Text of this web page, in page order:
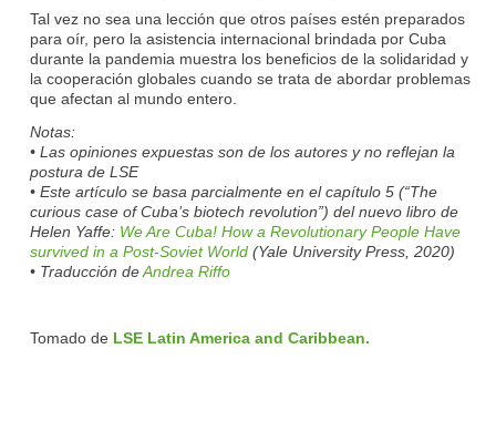
Tal vez no sea una lección que otros países estén preparados
para oír, pero la asistencia internacional brindada por Cuba
durante la pandemia muestra los beneficios de la solidaridad y
la cooperación globales cuando se trata de abordar problemas
que afectan al mundo entero.
Notas:
• Las opiniones expuestas son de los autores y no reflejan la
postura de LSE
• Este artículo se basa parcialmente en el capítulo 5 (“The
curious case of Cuba’s biotech revolution”) del nuevo libro de
Helen Yaffe: We Are Cuba! How a Revolutionary People Have
survived in a Post-Soviet World (Yale University Press, 2020)
• Traducción deAndrea Riffo
Tomado de LSE Latin America and Caribbean.